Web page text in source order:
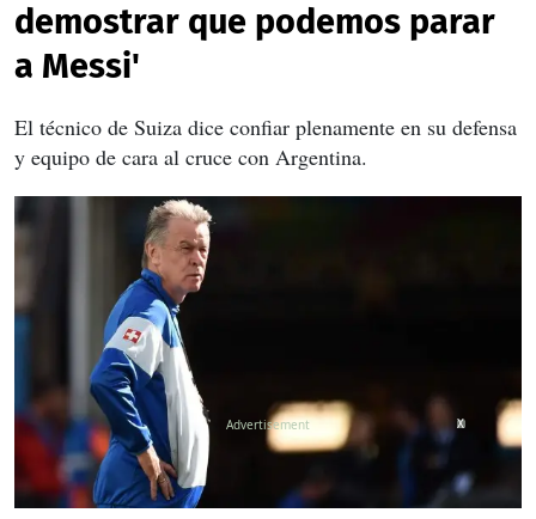
demostrar que podemos parar
a Messi'
El técnico de Suiza dice confiar plenamente en su defensa
y equipo de cara al cruce con Argentina.
X